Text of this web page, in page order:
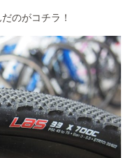
のがコチラ！